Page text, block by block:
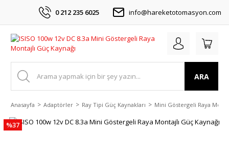
0 212 235 6025 info@hareketotomasyon.com
ARA
Anasayfa Adaptörler Ray Tipi Güç Kaynakları Mini Göstergeli Raya
%37